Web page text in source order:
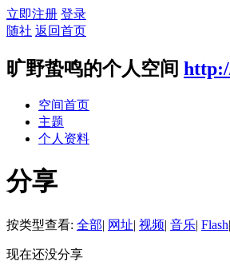
立即注册 登录
随社 返回首页
旷野蛰鸣的个人空间
空间首页
主题
个人资料
分享
按类型查看: 全部| 网址| 视频| 音乐| Flash|
现在还没分享